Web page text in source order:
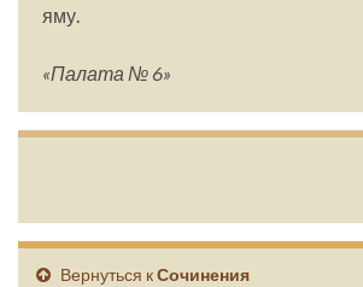
яму.
«Палата № 6»
Вернуться кСочинения